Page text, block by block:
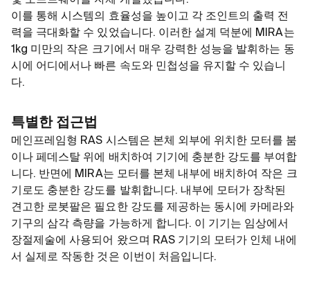
이를 통해 시스템의 효율성을 높이고 각 조인트의 출력 전
력을 극대화할 수 있었습니다. 이러한 설계 덕분에 MIRA는
1kg 미만의 작은 크기에서 매우 강력한 성능을 발휘하는 동
시에 어디에서나 빠른 속도와 민첩성을 유지할 수 있습니
다.
특별한 접근법
메인프레임형 RAS 시스템은 본체 외부에 위치한 모터를 붐
이나 페데스탈 위에 배치하여 기기에 충분한 강도를 부여합
니다. 반면에 MIRA는 모터를 본체 내부에 배치하여 작은 크
기로도 충분한 강도를 발휘합니다. 내부에 모터가 장착된
견고한 로봇팔은 필요한 강도를 제공하는 동시에 카메라와
기구의 삼각 측량을 가능하게 합니다. 이 기기는 임상에서
장절제술에 사용되어 왔으며 RAS 기기의 모터가 인체 내에
서 실제로 작동한 것은 이번이 처음입니다.